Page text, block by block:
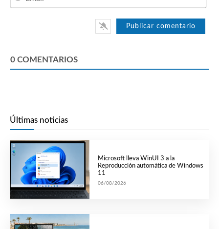
0 COMENTARIOS
Últimas noticias
Microsoft lleva WinUI 3 a la
Reproducción automática de Windows
11
06/08/2026